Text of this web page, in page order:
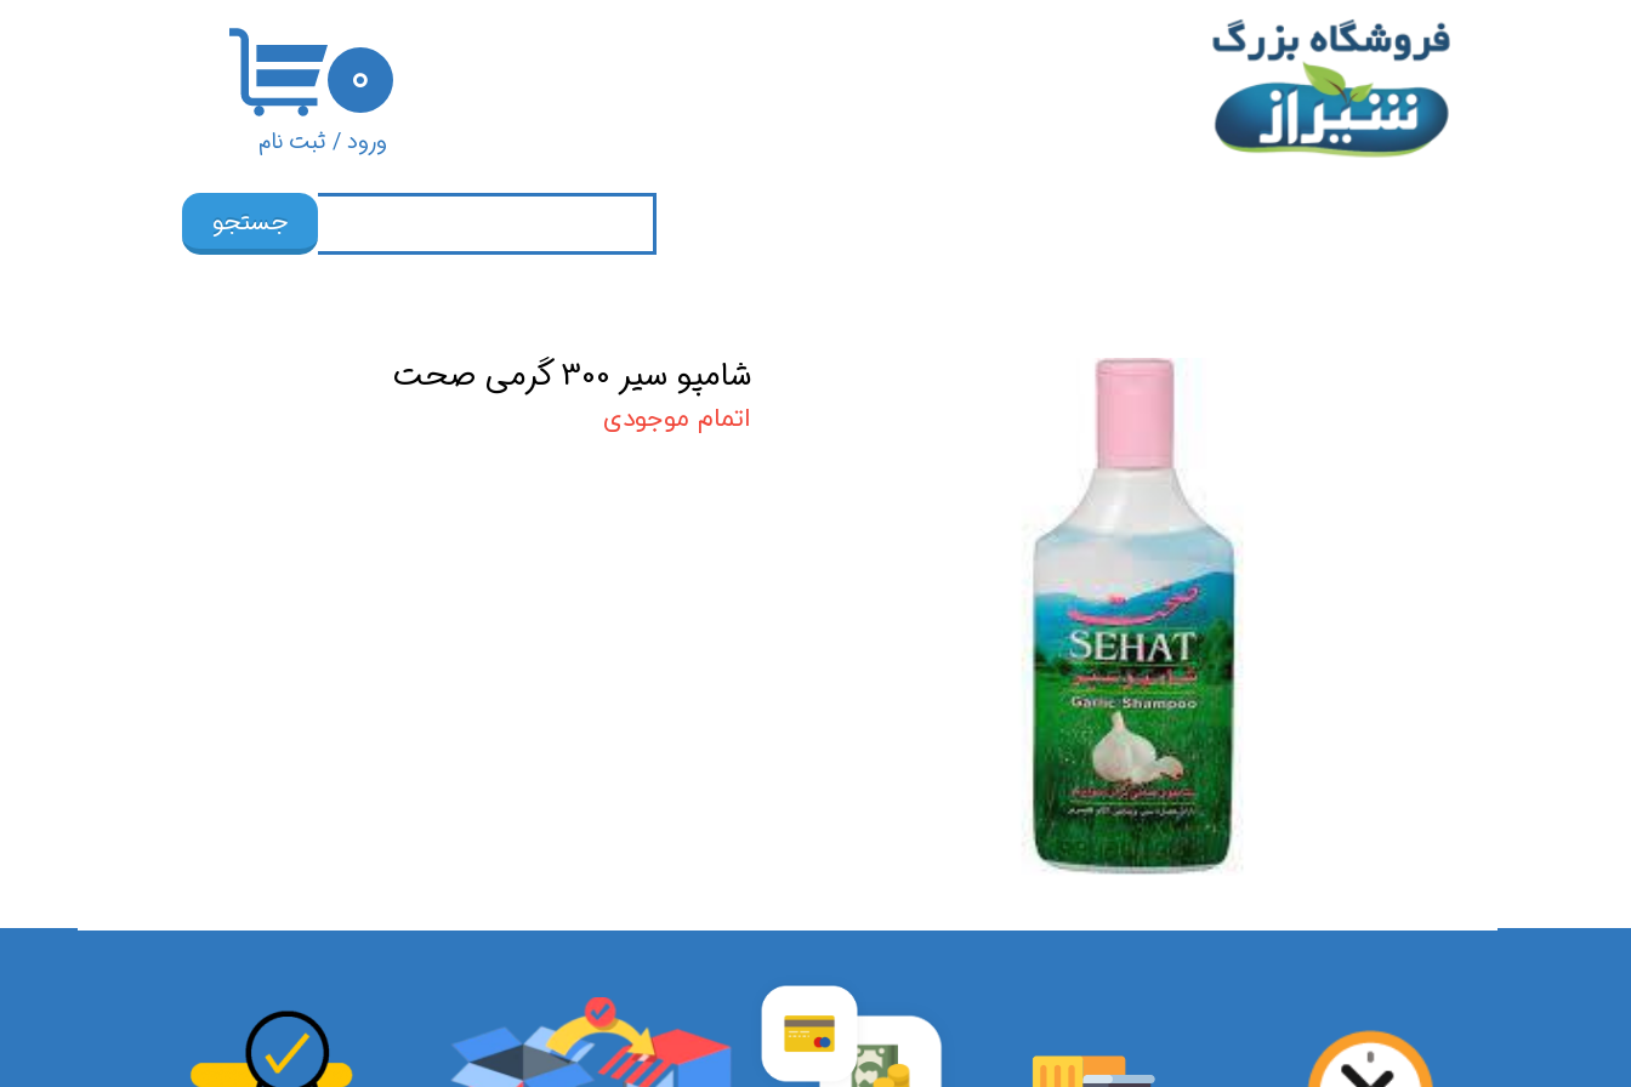
ورود/ ثبت نام
حساب کاربری من
تغییر گذر واژه
۰
جستجو
شامپو سیر 300 گرمی صحت
اتمام موجودی